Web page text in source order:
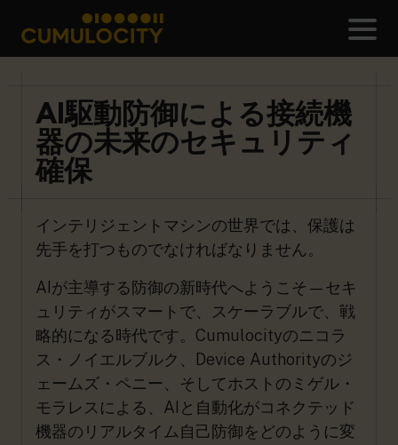
CUMULOCITY
AI駆動防御による接続機
器の未来のセキュリティ
確保
インテリジェントマシンの世界では、保護は
先手を打つものでなければなりません。
AIが主導する防御の新時代へようこそ—セキ
ュリティがスマートで、スケーラブルで、戦
略的になる時代です。Cumulocityのニコラ
ス・ノイエルブルク、Device Authorityのジ
ェームズ・ペニー、そしてホストのミゲル・
モラレスによる、AIと自動化がコネクテッド
機器のリアルタイム自己防御をどのように変